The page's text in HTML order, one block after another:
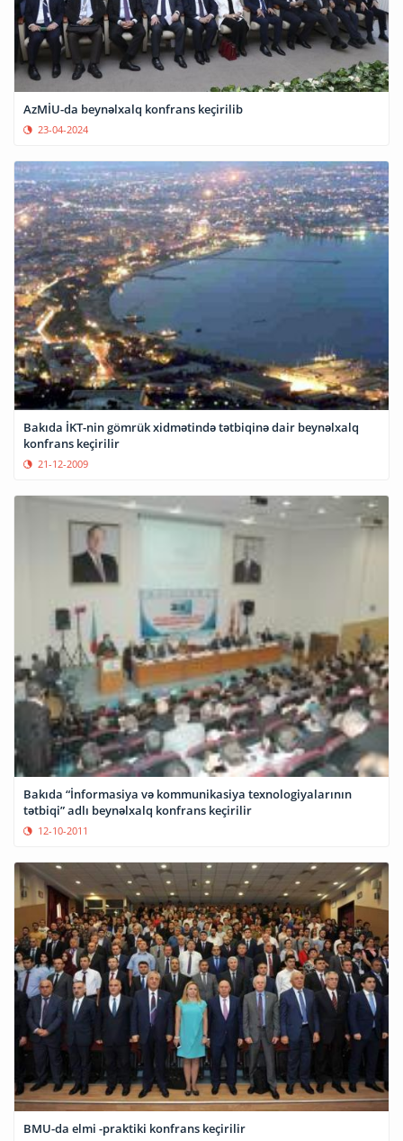
AzMİU-da beynəlxalq konfrans keçirilib
23-04-2024
Bakıda İKT-nin gömrük xidmətində tətbiqinə dair beynəlxalq
konfrans keçirilir
21-12-2009
Bakıda “İnformasiya və kommunikasiya texnologiyalarının
tətbiqi” adlı beynəlxalq konfrans keçirilir
12-10-2011
BMU-da elmi -praktiki konfrans keçirilir